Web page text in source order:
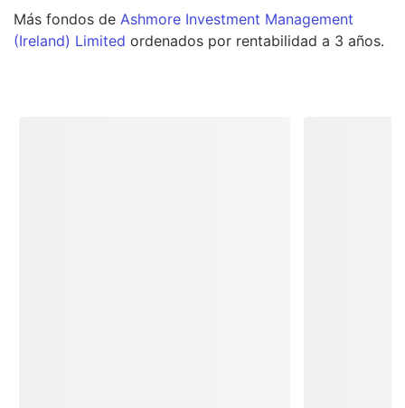
Más fondos de Ashmore Investment Management
(Ireland) Limited ordenados por rentabilidad a 3 años.